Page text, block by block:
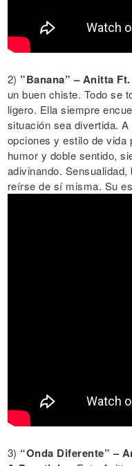
2) ”Banana” – Anitta
un buen chiste. Todo se
ligero. Ella siempre
situación sea divertida.
opciones y estilo de vida
humor y doble sentido,
adivinando.
reírse de sí misma. Su
3) “Onda Diferente” –